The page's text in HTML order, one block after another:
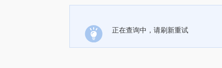
正在查询中，请刷新重试